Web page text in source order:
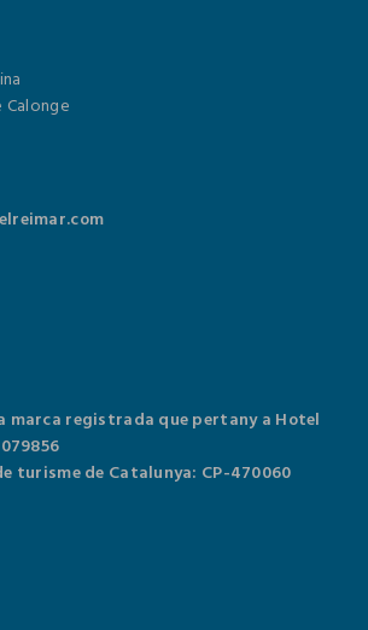
Calonge
marca registrada que pertany a Hotel
turisme de Catalunya: CP-470060